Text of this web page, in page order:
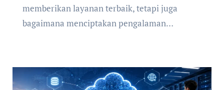
memberikan layanan terbaik, tetapi juga
bagaimana menciptakan pengalaman…